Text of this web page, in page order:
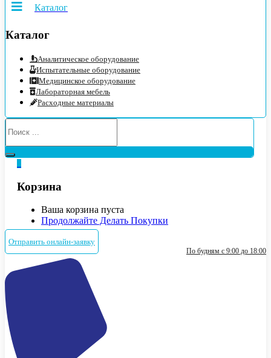
Каталог
Каталог
Аналитическое оборудование
Испытательные оборудование
Медицинское оборудование
Лабораторная мебель
Расходные материалы
Корзина
Ваша корзина пуста
Продолжайте Делать Покупки
Отправить онлайн-заявку
По будням с 9:00 до 18:00